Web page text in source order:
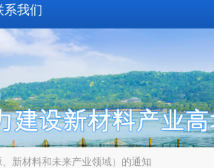
系我们
新材料和未来产业领域）的通知